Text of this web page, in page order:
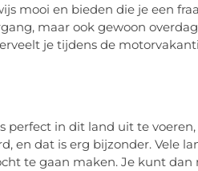
mooi en bieden die je een
maar ook gewoon
je tijdens de
perfect in dit land uit te
en dat is erg bijzonder. Vele
te gaan maken. Je kunt